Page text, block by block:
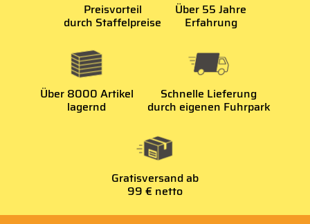
Preisvorteil
durch Staffelpreise
Über 55 Jahre
Erfahrung
Über 8000 Artikel
lagernd
Schnelle Lieferung
durch eigenen Fuhrpark
Gratisversand ab
99 € netto